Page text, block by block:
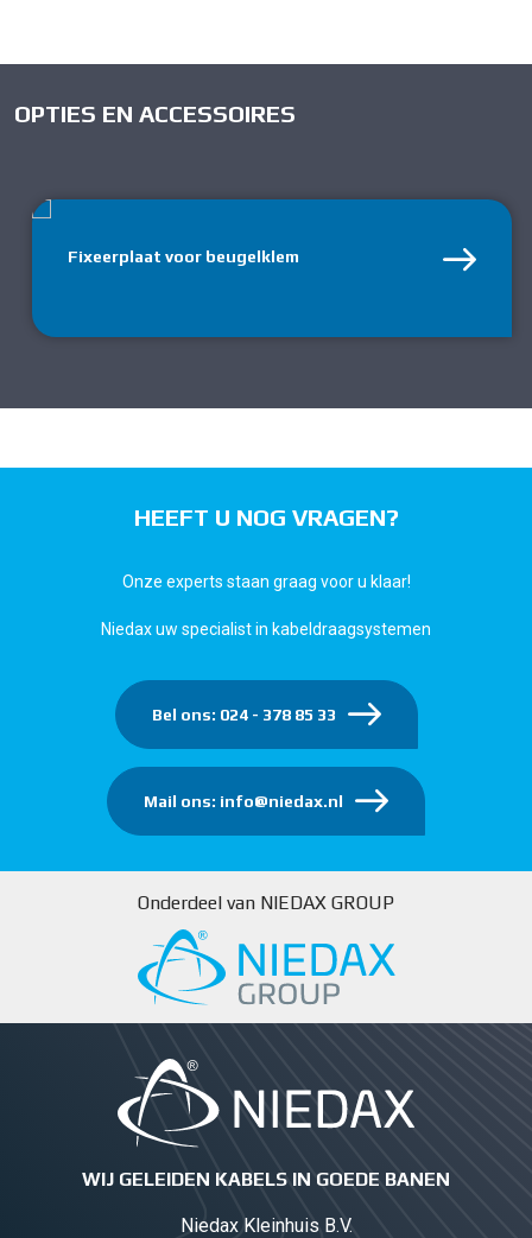
OPTIES EN ACCESSOIRES
Fixeerplaat voor beugelklem
HEEFT U NOG VRAGEN?
Onze experts staan graag voor u klaar!
Niedax uw specialist in kabeldraagsystemen
Bel ons: 024 - 378 85 33
Mail ons: info@niedax.nl
Onderdeel van NIEDAX GROUP
WIJ GELEIDEN KABELS IN GOEDE BANEN
Niedax Kleinhuis B.V.